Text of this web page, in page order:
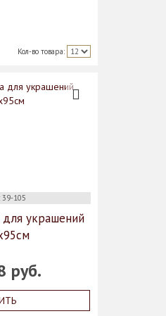
Кол-во товара:
39-105
украшений
руб.